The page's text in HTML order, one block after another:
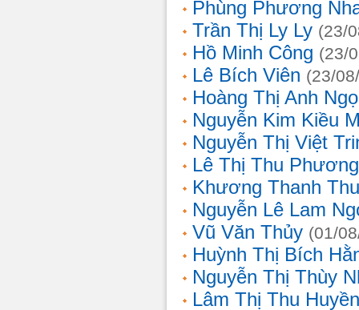
Phùng Phương
Trần Thị Ly Ly (23/
Hồ Minh Công (23/
Lê Bích Viên (23/
Hoàng Thị Anh
Nguyễn Kim Kiều
Nguyễn Thị Việt
Lê Thị Thu Phương
Khương Thanh
Nguyễn Lê Lam
Vũ Văn Thủy (01/
Huỳnh Thị Bích
Nguyễn Thị Thùy
Lâm Thị Thu Huyền